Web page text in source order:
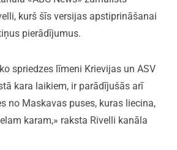
kurš šīs versijas apstiprināšanai
pierādījumus.
spriedzes līmeni Krievijas un ASV
kara laikiem, ir parādījušās arī
no Maskavas puses, kuras liecina,
karam,» raksta Rivelli kanāla